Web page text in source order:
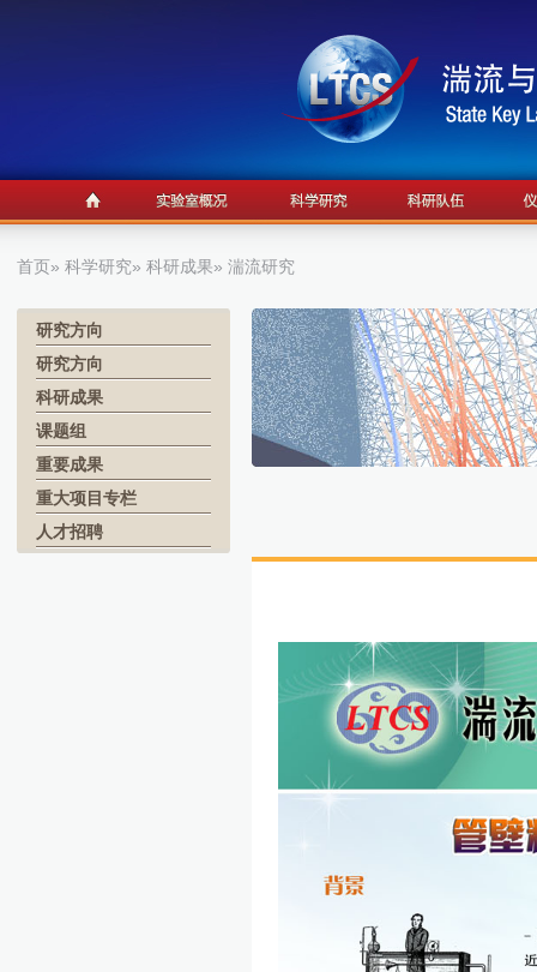
首页» 科学研究» 科研成果» 湍流研究
研究方向
研究方向
科研成果
课题组
重要成果
重大项目专栏
人才招聘